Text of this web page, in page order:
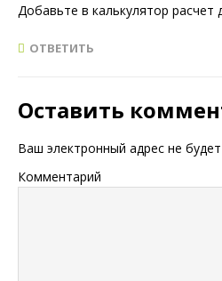
Добавьте в калькулятор расчет
ОТВЕТИТЬ
Оставить
Ваш электронный адрес не
Комментарий